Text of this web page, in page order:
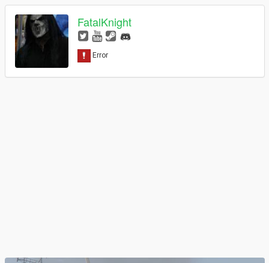
FatalKnight